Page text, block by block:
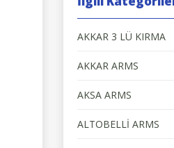
AKKAR 3 LÜ KIRMA
AKKAR ARMS
AKSA ARMS
ALTOBELLİ ARMS